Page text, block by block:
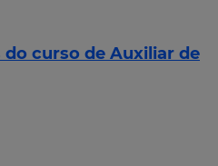
curso de Auxiliar de